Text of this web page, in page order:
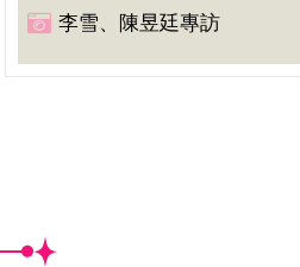
李雪、陳昱廷專訪